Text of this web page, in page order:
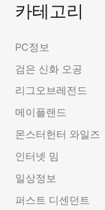
카테고리
PC정보
검은 신화 오공
리그오브레전드
메이플랜드
몬스터헌터 와일즈
인터넷 밈
일상정보
퍼스트 디센던트